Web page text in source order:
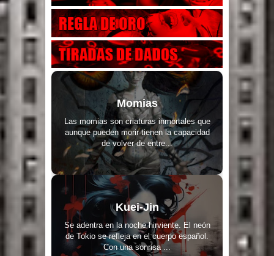
Momias
Las momias son criaturas inmortales que
aunque pueden morir tienen la capacidad
de volver de entre...
Kuei-Jin
Se adentra en la noche hirviente. El neón
de Tokio se refleja en el cuerpo español.
Con una sonrisa ...